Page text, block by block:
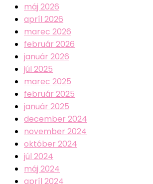
máj 2026
apríl 2026
marec 2026
február 2026
január 2026
júl 2025
marec 2025
február 2025
január 2025
december 2024
november 2024
október 2024
júl 2024
máj 2024
apríl 2024